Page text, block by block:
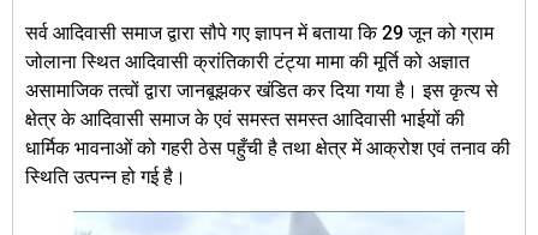
सर्व आदिवासी समाज द्वारा सौपे गए ज्ञापन में बताया कि 29 जून को ग्राम
जोलाना स्थित आदिवासी क्रांतिकारी टंट्या मामा की मूर्ति को अज्ञात
असामाजिक तत्वों द्वारा जानबूझकर खंडित कर दिया गया है। इस कृत्य से
क्षेत्र के आदिवासी समाज के एवं समस्त समस्त आदिवासी भाईयों की
धार्मिक भावनाओं को गहरी ठेस पहुँची है तथा क्षेत्र में आक्रोश एवं तनाव की
स्थिति उत्पन्न हो गई है।